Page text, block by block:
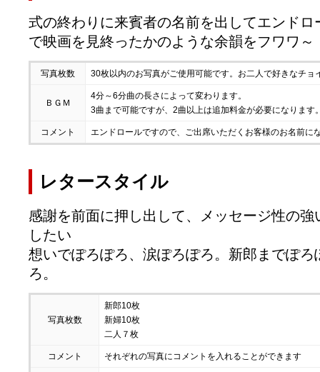
式の終わりに来賓者の名前を出してエンド
で映画を見終ったかのような余韻をフワワ～
写真枚数 30枚以内のお写真がご使用可能です。お二人で好きなチョ
ＢＧＭ
4分～6分曲の長さによって変わります。
3曲まで可能ですが、2曲以上は追加料金が必要になります
コメント エンドロールですので、ご出席いただくお客様のお名前に
レタースタイル
感謝を前面に押し出して、メッセージ性の
したい
想いでぽろぽろ、涙ぽろぽろ。新郎までぽ
ろ。
写真枚数
新郎10枚
新婦10枚
二人７枚
コメント それぞれの写真にコメントを入れることができます